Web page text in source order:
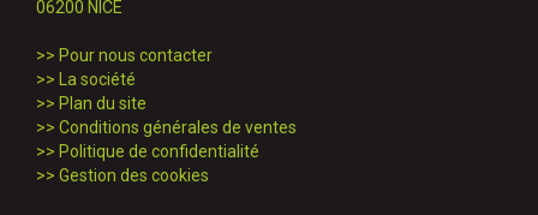
06200 NICE
>> Pour nous contacter
>>
La société
>> Plan du site
>> Conditions générales de ventes
>> Politique de confidentialité
>> Gestion des cookies